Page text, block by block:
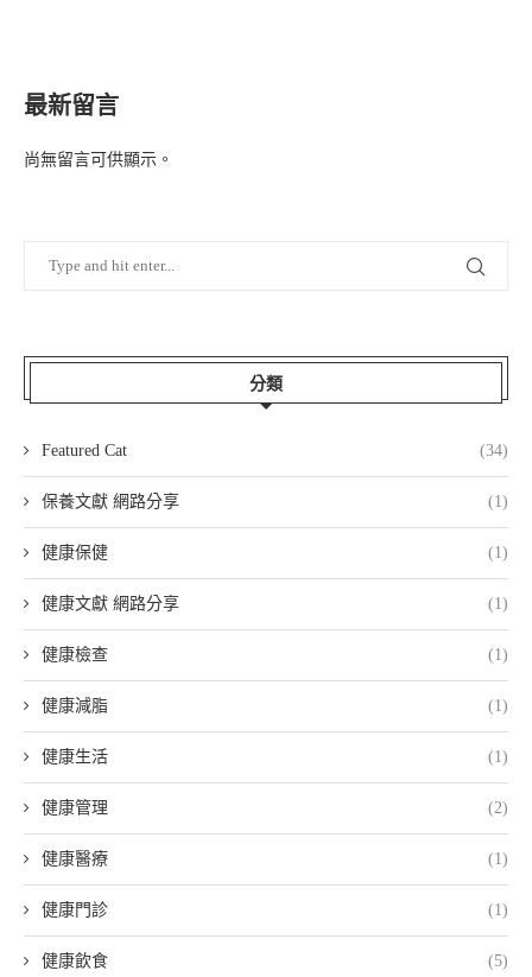
最新留言
尚無留言可供顯示。
分類
Featured Cat (34)
保養文獻 網路分享 (1)
健康保健 (1)
健康文獻 網路分享 (1)
健康檢查 (1)
健康減脂 (1)
健康生活 (1)
健康管理 (2)
健康醫療 (1)
健康門診 (1)
健康飲食 (5)